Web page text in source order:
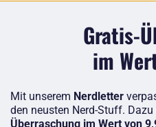
notre part et de sources
Gratis-
im
Mit unserem Nerdletter
den neusten Nerd-Stuff.
Überraschung im Wert von